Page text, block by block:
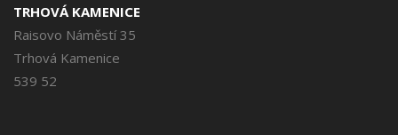
TRHOVÁ KAMENICE
Raisovo Náměstí 35
Trhová Kamenice
539 52